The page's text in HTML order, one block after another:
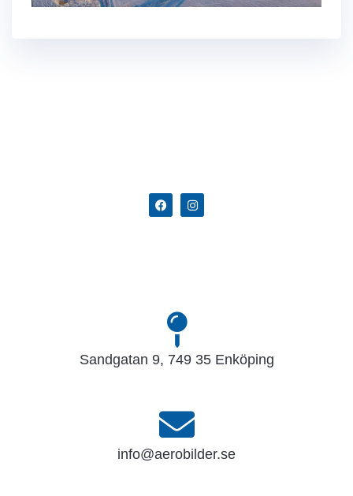
Sandgatan 9, 749 35 Enköping
info@aerobilder.se